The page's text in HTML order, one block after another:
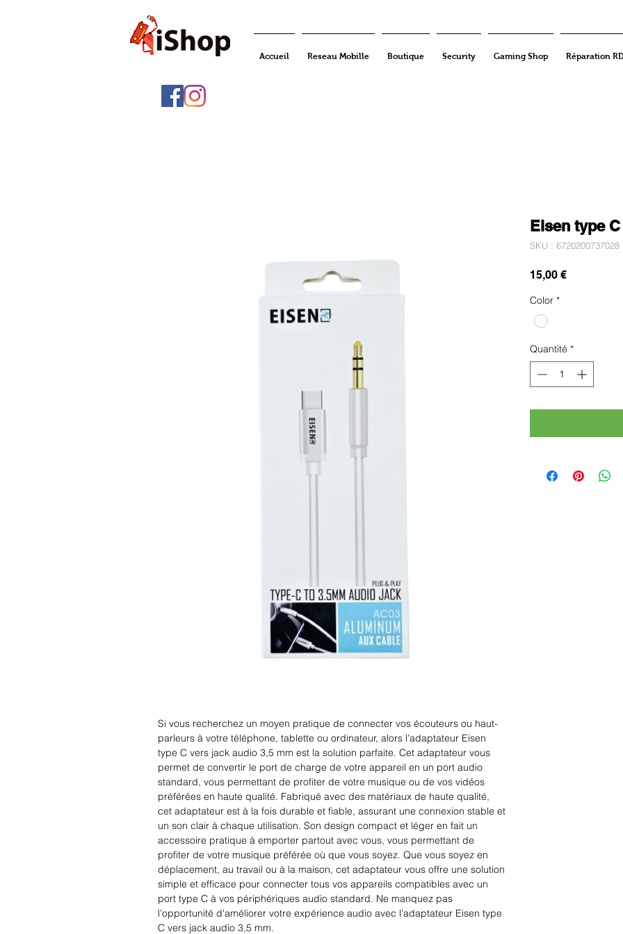
Accueil Reseau Mobille Boutique Security Gaming Shop Réparation
Si vous recherchez un moyen pratique de connecter vos écouteurs ou haut-
parleurs à votre téléphone, tablette ou ordinateur, alors l'adaptateur Eisen
type C vers jack audio 3,5 mm est la solution parfaite. Cet adaptateur vous
permet de convertir le port de charge de votre appareil en un port audio
standard, vous permettant de profiter de votre musique ou de vos vidéos
préférées en haute qualité. Fabriqué avec des matériaux de haute qualité,
cet adaptateur est à la fois durable et fiable, assurant une connexion stable et
un son clair à chaque utilisation. Son design compact et léger en fait un
accessoire pratique à emporter partout avec vous, vous permettant de
profiter de votre musique préférée où que vous soyez. Que vous soyez en
déplacement, au travail ou à la maison, cet adaptateur vous offre une solution
simple et efficace pour connecter tous vos appareils compatibles avec un
port type C à vos périphériques audio standard. Ne manquez pas
l'opportunité d'améliorer votre expérience audio avec l'adaptateur Eisen type
C vers jack audio 3,5 mm.
Eisen type
SKU : 6720200737028
15,00 €Prix
Color *
Quantité *